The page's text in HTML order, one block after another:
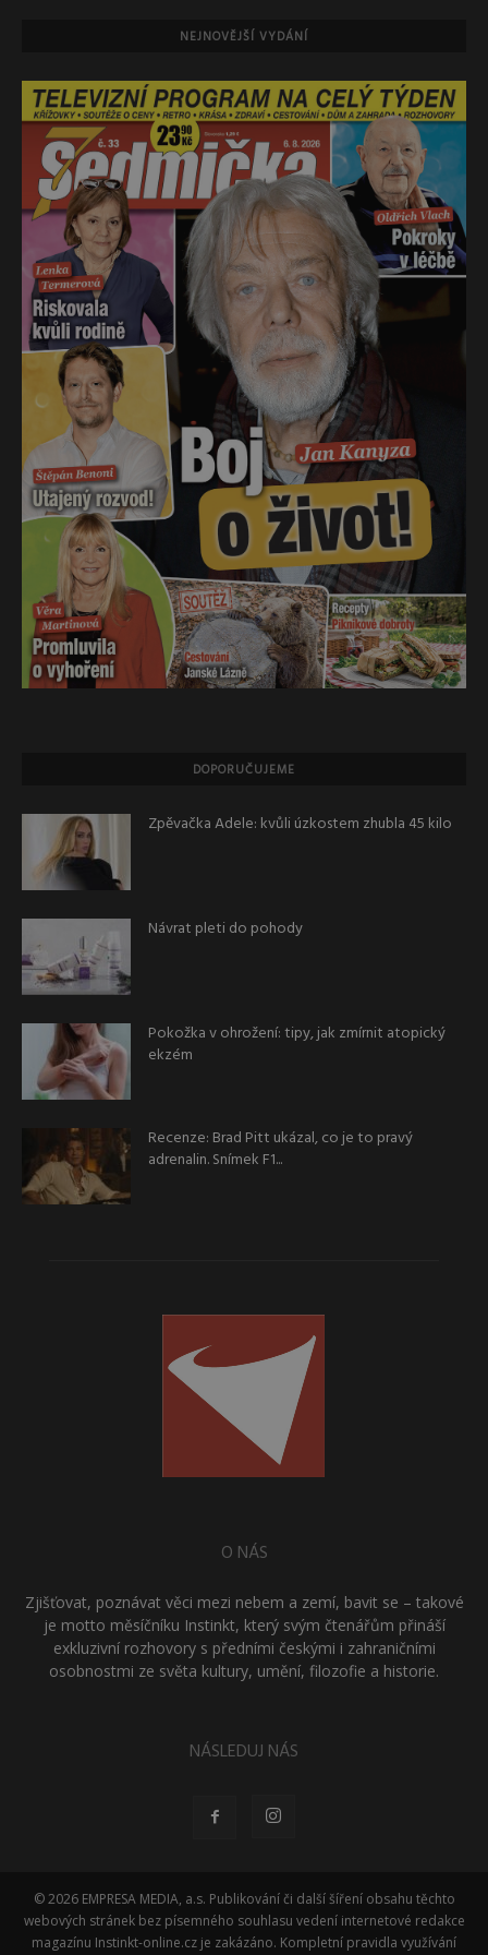
NEJNOVĚJŠÍ VYDÁNÍ
DOPORUČUJEME
Zpěvačka Adele: kvůli úzkostem zhubla 45 kilo
Návrat pleti do pohody
Pokožka v ohrožení: tipy, jak zmírnit atopický
ekzém
Recenze: Brad Pitt ukázal, co je to pravý
adrenalin. Snímek F1...
O NÁS
Zjišťovat, poznávat věci mezi nebem a zemí, bavit se – takové
je motto měsíčníku Instinkt, který svým čtenářům přináší
exkluzivní rozhovory s předními českými i zahraničními
osobnostmi ze světa kultury, umění, filozofie a historie.
NÁSLEDUJ NÁS
© 2026 EMPRESA MEDIA, a.s. Publikování či další šíření obsahu těchto
webových stránek bez písemného souhlasu vedení internetové redakce
magazínu Instinkt-online.cz je zakázáno. Kompletní pravidla využívání